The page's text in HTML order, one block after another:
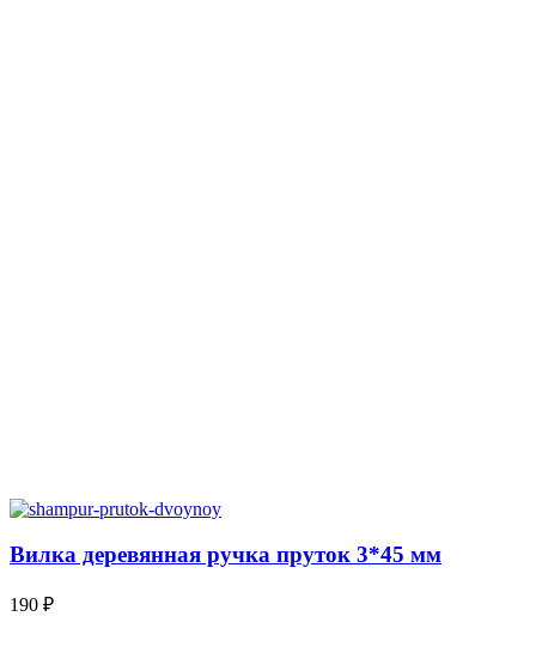
Вилка деревянная ручка пруток 3*45 мм
190 ₽